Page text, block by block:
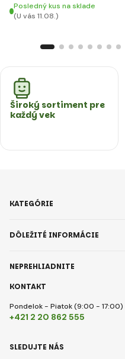
Posledný kus na sklade
(U vás 11.08.)
Široký sortiment pre
každý vek
KONTAKT
Pondelok - Piatok (9:00 - 17:00)
+421 2 20 862 555
KATEGÓRIE
DÔLEŽITÉ INFORMÁCIE
NEPREHLIADNITE
SLEDUJTE NÁS